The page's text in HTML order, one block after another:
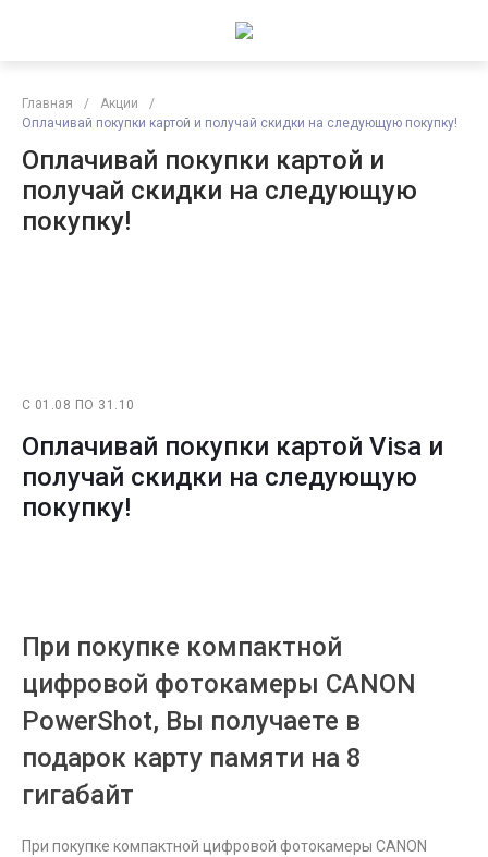
Главная / Акции
/
Оплачивай покупки картой и получай скидки на следующую покупку!
Оплачивай покупки картой и
получай скидки на следующую
покупку!
С 01.08 ПО 31.10
Оплачивай покупки картой Visa и
получай скидки на следующую
покупку!
При покупке компактной
цифровой фотокамеры CANON
PowerShot, Вы получаете в
подарок карту памяти на 8
гигабайт
При покупке компактной цифровой фотокамеры CANON